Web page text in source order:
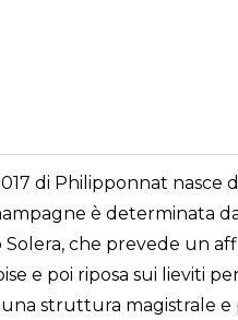
di Philipponnat
è determinata
che prevede un
e poi riposa sui lieviti
struttura magistrale